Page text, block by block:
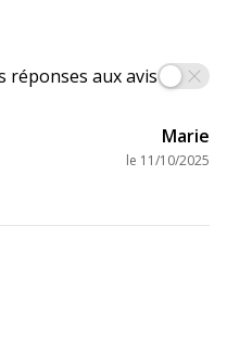
réponses aux avis
Marie
le 11/10/2025